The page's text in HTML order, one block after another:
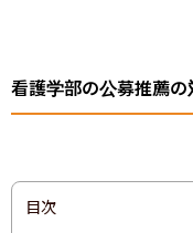
看護学部の公募推薦の
目次